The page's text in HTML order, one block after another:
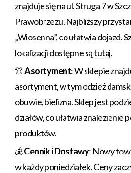
znajduje się na ul. Struga 7 w
Prawobrzeżu. Najbliższy
„Wiosenna”, co ułatwia dojazd.
lokalizacji dostępne sątutaj.
👚Asortyment: W sklepie
asortyment, w tym odzież
obuwie, bielizna. Sklep jest
działów, co ułatwia znalezienie
produktów.
💰Cennik i Dostawy: Nowy
w każdy poniedziałek. Ceny